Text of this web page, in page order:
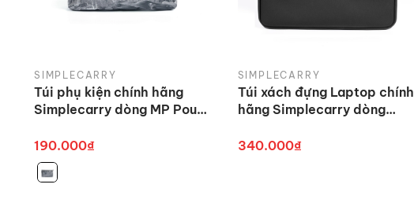
SIMPLECARRY
Túi phụ kiện chính hãng
Simplecarry dòng MP Pouch
190.000₫
SIMPLECARRY
Túi xách đựng Laptop chính
hãng Simplecarry dòng
340.000₫